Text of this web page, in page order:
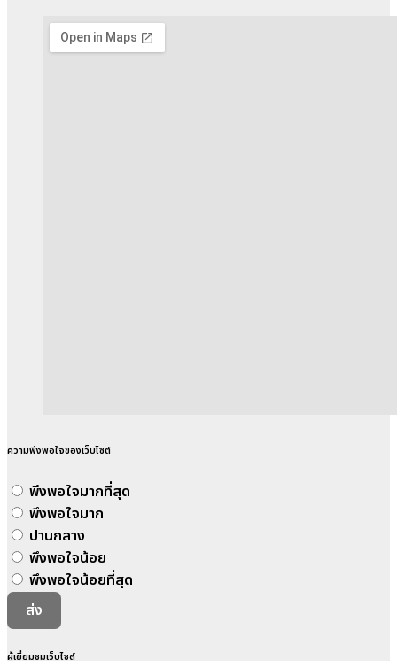
ความพึงพอใจของเว็บไซต์
พึงพอใจมากที่สุด
พึงพอใจมาก
ปานกลาง
พึงพอใจน้อย
พึงพอใจน้อยที่สุด
ส่ง
ผู้เยี่ยมชมเว็บไซต์